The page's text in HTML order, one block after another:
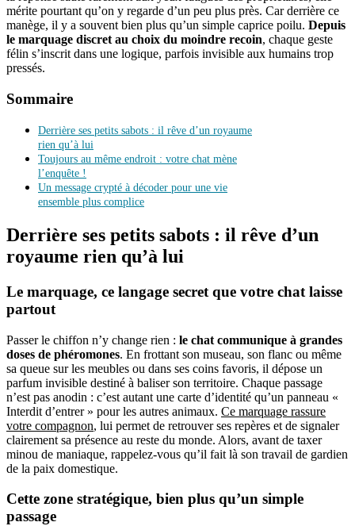
mérite pourtant qu’on y regarde d’un peu plus près. Car derrière ce
manège, il y a souvent bien plus qu’un simple caprice poilu. Depuis
le marquage discret au choix du moindre recoin, chaque geste
félin s’inscrit dans une logique, parfois invisible aux humains trop
pressés.
Sommaire
Derrière ses petits sabots : il rêve d’un royaume
rien qu’à lui
Toujours au même endroit : votre chat mène
l’enquête !
Un message crypté à décoder pour une vie
ensemble plus complice
Derrière ses petits sabots : il rêve d’un
royaume rien qu’à lui
Le marquage, ce langage secret que votre chat laisse
partout
Passer le chiffon n’y change rien : le chat communique à grandes
doses de phéromones. En frottant son museau, son flanc ou même
sa queue sur les meubles ou dans ses coins favoris, il dépose un
parfum invisible destiné à baliser son territoire. Chaque passage
n’est pas anodin : c’est autant une carte d’identité qu’un panneau «
Interdit d’entrer » pour les autres animaux. Ce marquage rassure
votre compagnon, lui permet de retrouver ses repères et de signaler
clairement sa présence au reste du monde. Alors, avant de taxer
minou de maniaque, rappelez-vous qu’il fait là son travail de gardien
de la paix domestique.
Cette zone stratégique, bien plus qu’un simple
passage